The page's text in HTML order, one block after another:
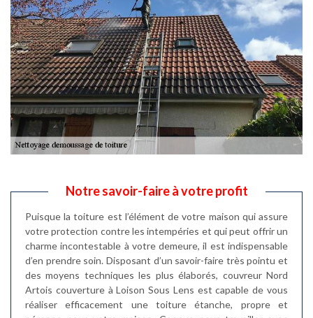
Notre savoir-faire à votre profit
Puisque la toiture est l’élément de votre maison qui assure
votre protection contre les intempéries et qui peut offrir un
charme incontestable à votre demeure, il est indispensable
d’en prendre soin. Disposant d’un savoir-faire très pointu et
des moyens techniques les plus élaborés, couvreur Nord
Artois couverture à Loison Sous Lens est capable de vous
réaliser efficacement une toiture étanche, propre et